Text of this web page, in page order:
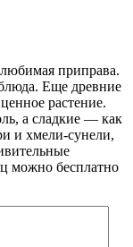
приправа.
Еще древние
растение.
а сладкие — как
и хмели-сунели,
можно бесплатно